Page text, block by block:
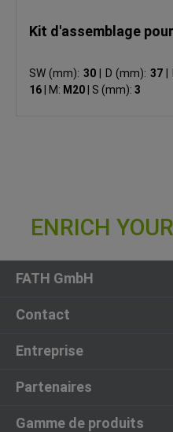
Kit d'assemblage
SW (mm): 30 D (mm): 37
16
M: M20 S (mm): 3
FATH GmbH
Contact
Entreprise
Partenaires
Gamme de produits